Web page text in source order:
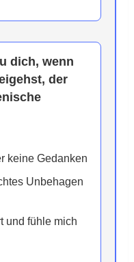
dich, wenn
der
keine Gedanken
Unbehagen
und fühle mich